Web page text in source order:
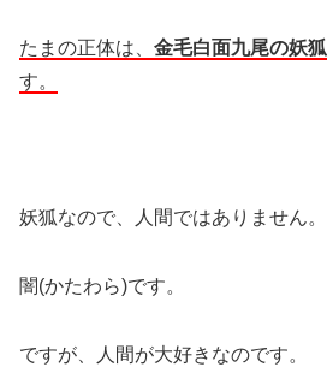
たまの正体は、 金毛白面九尾の妖狐
す。
妖狐なので、人間ではありません。
闇(かたわら)です。
ですが、人間が大好きなのです。